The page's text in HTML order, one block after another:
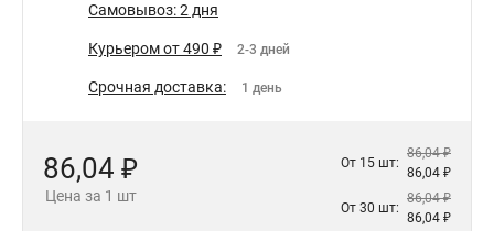
Самовывоз: 2 дня
Курьером от 490 ₽ 2-3 дней
Срочная доставка: 1 день
86,04 ₽
Цена за 1 шт
От 15 шт:
86,04 ₽
86,04 ₽
От 30 шт:
86,04 ₽
86,04 ₽